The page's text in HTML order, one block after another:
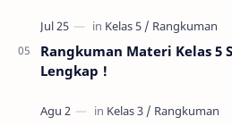
Rangkuman Materi Kelas 5
Lengkap !